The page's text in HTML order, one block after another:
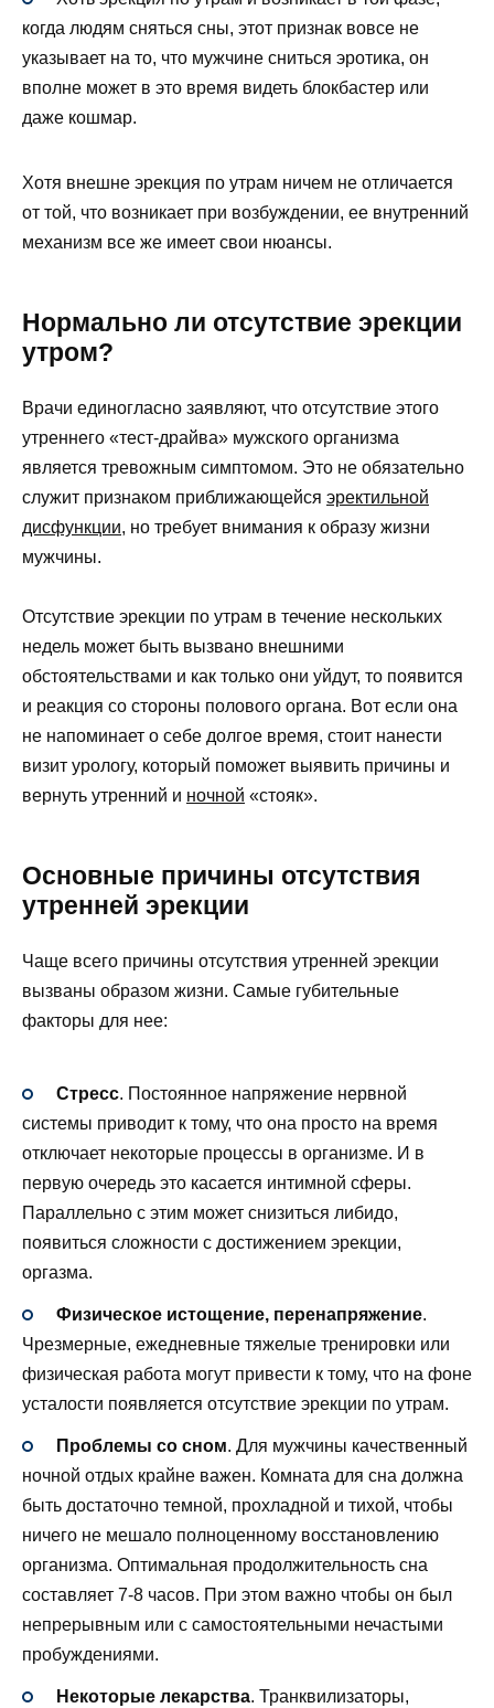
когда людям сняться сны, этот признак вовсе не
указывает на то, что мужчине сниться эротика, он
вполне может в это время видеть блокбастер или
даже кошмар.
Хотя внешне эрекция по утрам ничем не отличается
от той, что возникает при возбуждении, ее внутренний
механизм все же имеет свои нюансы.
Нормально ли отсутствие эрекции
утром?
Врачи единогласно заявляют, что отсутствие этого
утреннего «тест-драйва» мужского организма
является тревожным симптомом. Это не обязательно
служит признаком приближающейся эректильной
дисфункции, но требует внимания к образу жизни
мужчины.
Отсутствие эрекции по утрам в течение нескольких
недель может быть вызвано внешними
обстоятельствами и как только они уйдут, то появится
и реакция со стороны полового органа. Вот если она
не напоминает о себе долгое время, стоит нанести
визит урологу, который поможет выявить причины и
вернуть утренний и ночной «стояк».
Основные причины отсутствия
утренней эрекции
Чаще всего причины отсутствия утренней эрекции
вызваны образом жизни. Самые губительные
факторы для нее:
Стресс. Постоянное напряжение нервной
системы приводит к тому, что она просто на время
отключает некоторые процессы в организме. И в
первую очередь это касается интимной сферы.
Параллельно с этим может снизиться либидо,
появиться сложности с достижением эрекции,
оргазма.
Физическое истощение, перенапряжение.
Чрезмерные, ежедневные тяжелые тренировки или
физическая работа могут привести к тому, что на фоне
усталости появляется отсутствие эрекции по утрам.
Проблемы со сном. Для мужчины качественный
ночной отдых крайне важен. Комната для сна должна
быть достаточно темной, прохладной и тихой, чтобы
ничего не мешало полноценному восстановлению
организма. Оптимальная продолжительность сна
составляет 7-8 часов. При этом важно чтобы он был
непрерывным или с самостоятельными нечастыми
пробуждениями.
Некоторые лекарства. Транквилизаторы,